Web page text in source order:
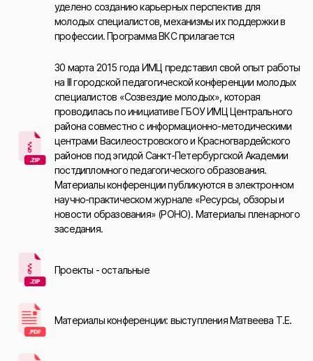
уделено созданию карьерных перспектив для
молодых специалистов, механизмы их поддержки в
профессии. Программа ВКС прилагается
30 марта 2015 года ИМЦ представил свой опыт работы
на III городской педагогической конференции молодых
специалистов «Созвездие молодых», которая
проводилась по инициативе ГБОУ ИМЦ Центрального
района совместно с информационно-методическими
центрами Василеостровского и Красногвардейского
районов под эгидой Санкт-Петербургской Академии
постдипломного педагогического образования.
Материалы конференции публикуются в электронном
научно-практическом журнале «Ресурсы, обзоры и
новости образования» (РОНО). Материалы пленарного
заседания.
Проекты - остальные
Материалы конференции: выступления Матвеева Т.Е.